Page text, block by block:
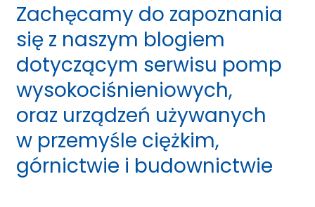
Zachęcamy do zapoznania
się z naszym blogiem
dotyczącym serwisu pomp
wysokociśnieniowych,
oraz urządzeń używanych
w przemyśle ciężkim,
górnictwie i budownictwie